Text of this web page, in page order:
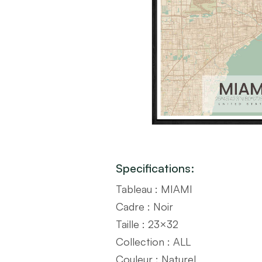
Specifications:
Tableau : MIAMI
Cadre : Noir
Taille : 23×32
Collection : ALL
Couleur : Naturel